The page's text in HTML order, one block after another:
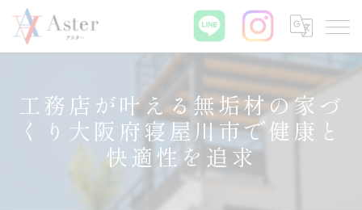
工務店が叶える無垢材の家づ
くり大阪府寝屋川市で健康と
快適性を追求